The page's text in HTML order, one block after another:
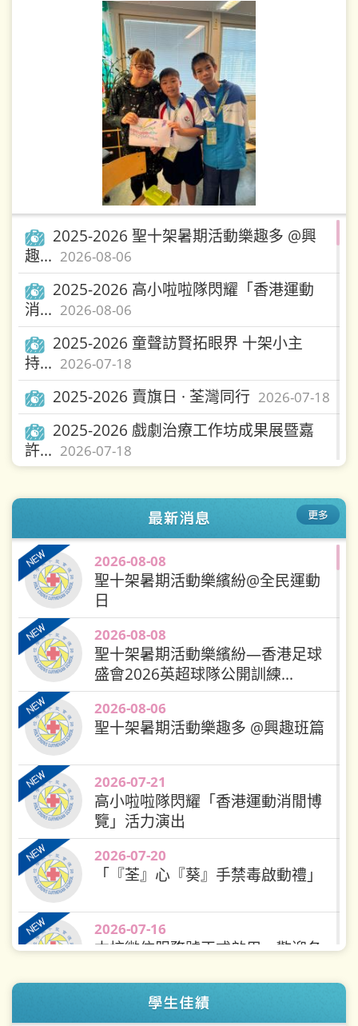
2025-2026 聖十架暑期活動樂趣多 @興
趣... 2026-08-06
2025-2026 高小啦啦隊閃耀「香港運動
消... 2026-08-06
2025-2026 童聲訪賢拓眼界 十架小主
持... 2026-07-18
2025-2026 賣旗日 · 荃灣同行 2026-07-18
2025-2026 戲劇治療工作坊成果展暨嘉
許... 2026-07-18
｜... 2026-07-18
2025-2026 聖十架升旗隊及幼童軍參與
「... 2026-07-17
2025-2026 【試後活動】世界最大游泳
2026-07-17
2025-2026 試後活動—校園競技活動｜
挑... 2026-07-17
2025-2026 試後活動— 4R六色積木｜
搭... 2026-07-17
2025-2026 「創意芭蕾實踐計劃」結業
成... 2026-07-17
2025-2026「探索海洋與保育自然」—
幼... 2026-07-17
2025-2026 相聚一刻之端午節製作棕子
工... 2026-07-17
2025-2026 六年級上海歷史及科技探索
之... 2026-07-17
我... 2026-07-17
2025-2026 母親節系列活動：愛意縈繞
2026-08-08
聖十架暑期活動樂繽紛@全民運動
日
2026-08-08
聖十架暑期活動樂繽紛—香港足球
盛會2026英超球隊公開訓練...
2026-08-06
聖十架暑期活動樂趣多 @興趣班篇
2026-07-21
高小啦啦隊閃耀「香港運動消閒博
覽」活力演出
2026-07-20
「『荃』心『葵』手禁毒啟動禮」
2026-07-16
本校微信服務號正式啟用，歡迎各
2026-07-16